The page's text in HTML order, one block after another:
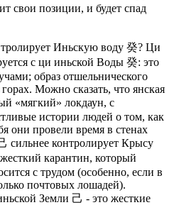
свои позиции, и будет спад
Иньскую воду 癸? Ци
с ци иньской Воды 癸: это
образ отшельнического
Можно сказать, что янская
«мягкий» локдаун, с
истории людей о том, как
они провели время в стенах
сильнее контролирует Крысу
карантин, который
с трудом (особенно, если в
почтовых лошадей).
Земли 己 - это жесткие